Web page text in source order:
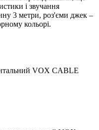
і звучання
3 метри, роз'єми джек –
кольорі.
VOX CABLE